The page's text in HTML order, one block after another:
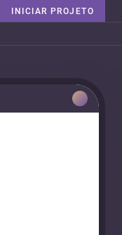
INICIAR PROJETO